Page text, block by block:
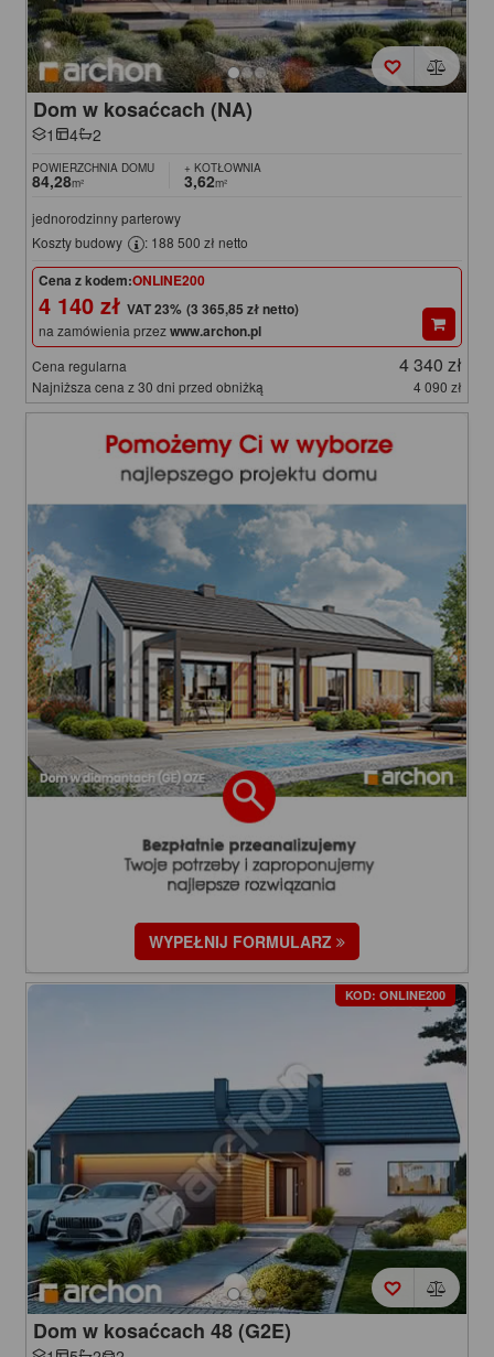
Dom w kosaćcach (NA)
1 4 2
POWIERZCHNIA DOMU
84,28m²
+ KOTŁOWNIA
3,62m²
jednorodzinny parterowy
Koszty budowy
: 188 500 zł netto
Cena z kodem:ONLINE200
4 140 zł (3 365,85 zł netto)
na zamówienia przezwww.archon.pl
Cena regularna 4 340 zł
Najniższa cena z 30 dni przed obniżką 4 090 zł
WYPEŁNIJ FORMULARZ
KOD: ONLINE200
Dom w kosaćcach 48 (G2E)